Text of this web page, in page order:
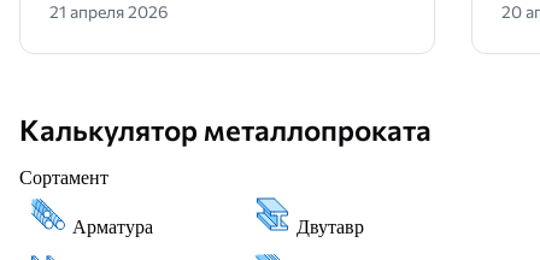
21 апреля 2026 20
Калькулятор металлопроката